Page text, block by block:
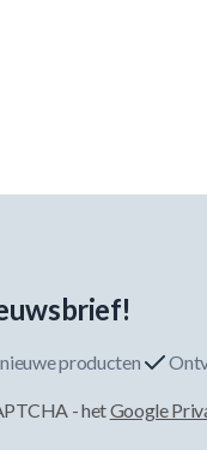
producten
- hetGoogle